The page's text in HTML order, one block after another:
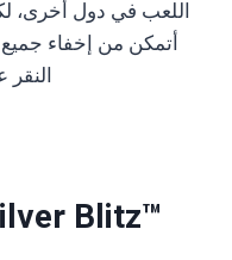
اللعب في دول أخرى،
أتمكن من إخفاء
النقر
Blitz™